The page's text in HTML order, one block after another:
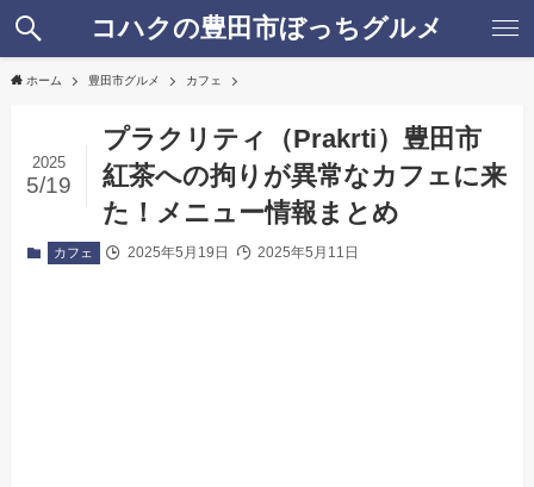
コハクの豊田市ぼっちグルメ
ホーム 豊田市グルメ カフェ
プラクリティ（Prakrti）豊田市
紅茶への拘りが異常なカフェに来
た！メニュー情報まとめ
2025
5/19
カフェ 2025年5月19日 2025年5月11日